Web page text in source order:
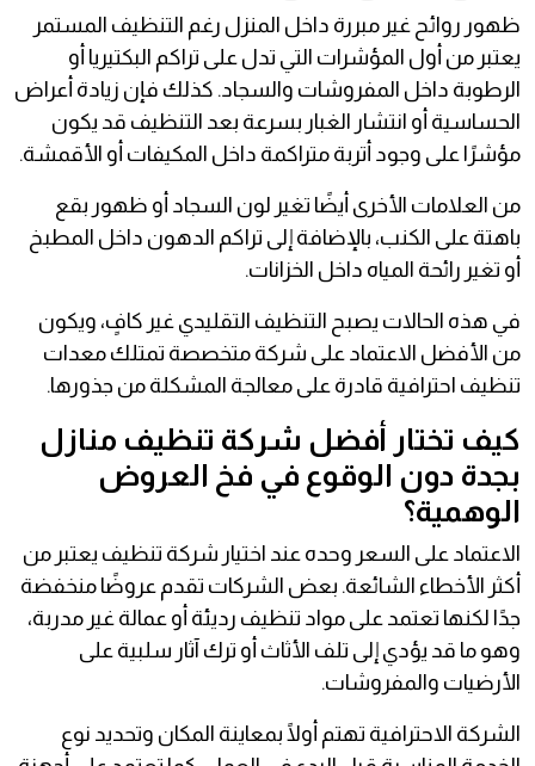
ظهور روائح غير مبررة داخل المنزل رغم التنظيف المستمر
يعتبر من أول المؤشرات التي تدل على تراكم البكتيريا أو
الرطوبة داخل المفروشات والسجاد. كذلك فإن زيادة أعراض
الحساسية أو انتشار الغبار بسرعة بعد التنظيف قد يكون
مؤشرًا على وجود أتربة متراكمة داخل المكيفات أو الأقمشة.
من العلامات الأخرى أيضًا تغير لون السجاد أو ظهور بقع
باهتة على الكنب، بالإضافة إلى تراكم الدهون داخل المطبخ
أو تغير رائحة المياه داخل الخزانات.
في هذه الحالات يصبح التنظيف التقليدي غير كافٍ، ويكون
من الأفضل الاعتماد على شركة متخصصة تمتلك معدات
تنظيف احترافية قادرة على معالجة المشكلة من جذورها.
كيف تختار أفضل شركة تنظيف منازل
بجدة دون الوقوع في فخ العروض
الوهمية؟
الاعتماد على السعر وحده عند اختيار شركة تنظيف يعتبر من
أكثر الأخطاء الشائعة. بعض الشركات تقدم عروضًا منخفضة
جدًا لكنها تعتمد على مواد تنظيف رديئة أو عمالة غير مدربة،
وهو ما قد يؤدي إلى تلف الأثاث أو ترك آثار سلبية على
الأرضيات والمفروشات.
الشركة الاحترافية تهتم أولًا بمعاينة المكان وتحديد نوع